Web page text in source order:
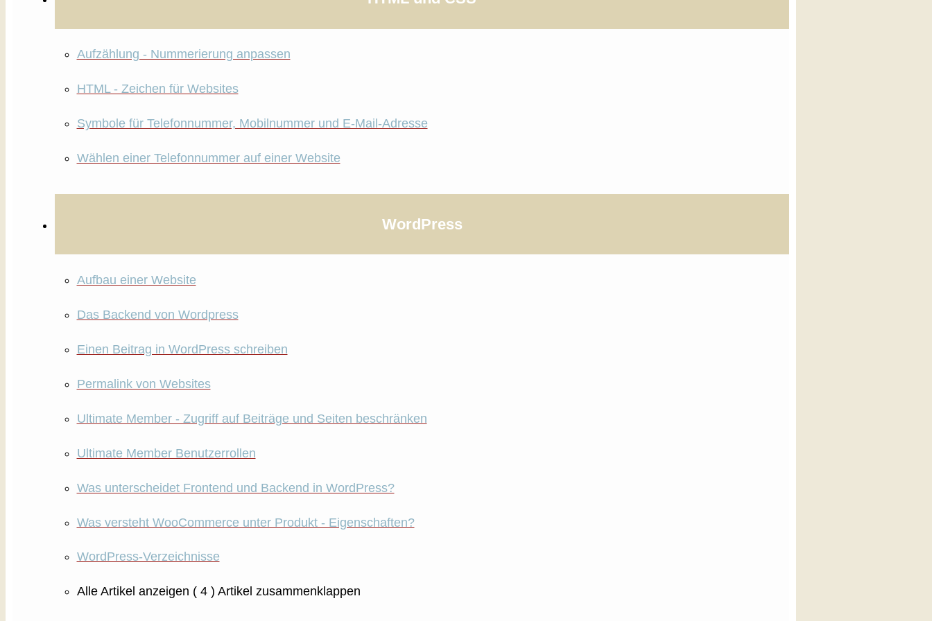
Aufzählung - Nummerierung anpassen
HTML - Zeichen für Websites
Symbole für Telefonnummer, Mobilnummer und E-Mail-Adresse
Wählen einer Telefonnummer auf einer Website
WordPress
Aufbau einer Website
Das Backend von Wordpress
Einen Beitrag in WordPress schreiben
Permalink von Websites
Ultimate Member - Zugriff auf Beiträge und Seiten beschränken
Ultimate Member Benutzerrollen
Was unterscheidet Frontend und Backend in WordPress?
Was versteht WooCommerce unter Produkt - Eigenschaften?
WordPress-Verzeichnisse
Alle Artikel anzeigen ( 4 ) Artikel zusammenklappen